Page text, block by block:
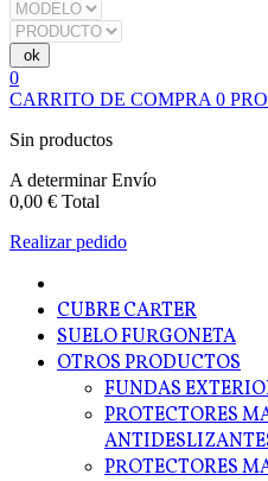
0
CARRITO DE COMPRA 0
Sin productos
A determinarEnvío
0,00 € Total
Realizar pedido
CUBRE CARTER
SUELO FURGONETA
OTROS PRODUCTOS
FUNDAS
PROTECTORES
PROTECTORES